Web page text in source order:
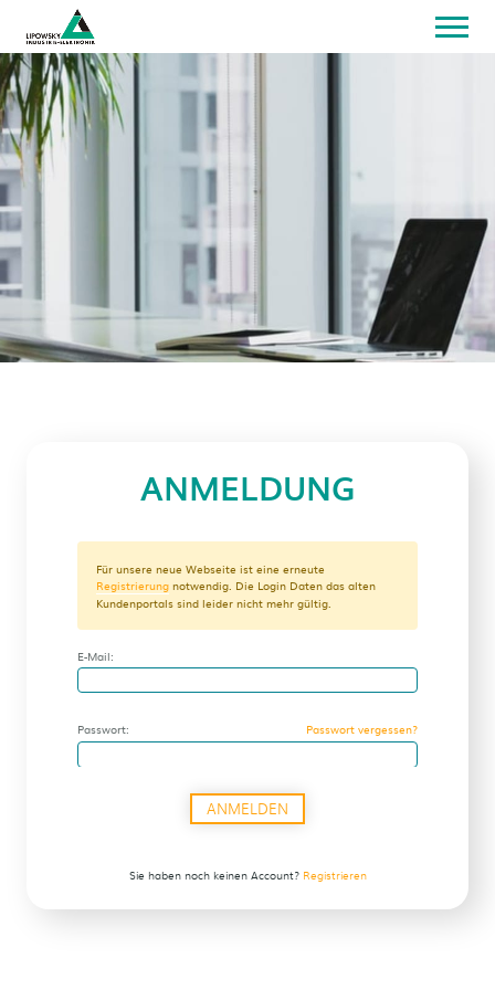
Home
Produkte
Downloads
Distributoren
Kontakt
ANMELDUNG
Für unsere neue Webseite ist eine erneute
Registrierung notwendig. Die Login Daten das alten
Kundenportals sind leider nicht mehr gültig.
E-Mail:
Passwort: Passwort vergessen?
ANMELDEN
Sie haben noch keinen Account? Registrieren